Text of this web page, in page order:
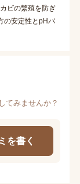
ビの繁殖を防ぎ
の安定性とpHバ
てみませんか？
を書く